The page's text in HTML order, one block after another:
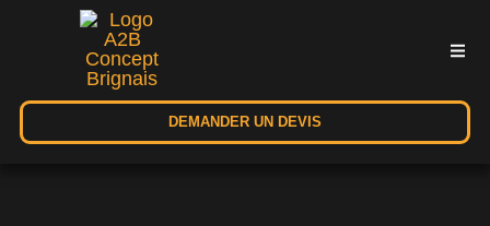
DEMANDER UN DEVIS